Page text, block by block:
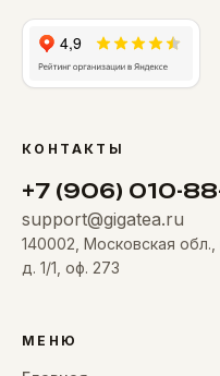
КОНТАКТЫ
+7 (906) 010-
support@gigatea.ru
140002, Московская
д. 1/1, оф. 273
МЕНЮ